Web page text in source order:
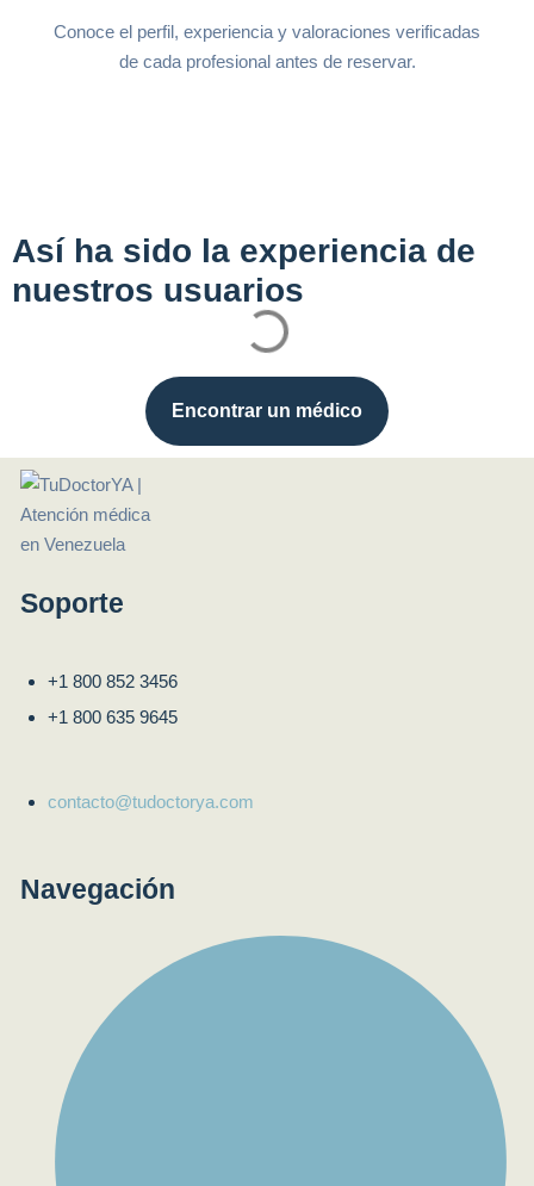
Conoce el perfil, experiencia y valoraciones verificadas
de cada profesional antes de reservar.
Así ha sido la experiencia de
nuestros usuarios
Encontrar un médico
Soporte
+1 800 852 3456
+1 800 635 9645
contacto@tudoctorya.com
Navegación